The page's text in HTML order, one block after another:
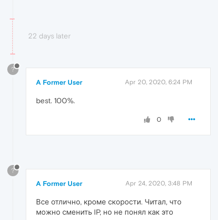
22 days later
?
A Former User Apr 20, 2020, 6:24 PM
best. 100%.
0
?
A Former User Apr 24, 2020, 3:48 PM
Все отлично, кроме скорости. Читал, что
можно сменить IP, но не понял как это